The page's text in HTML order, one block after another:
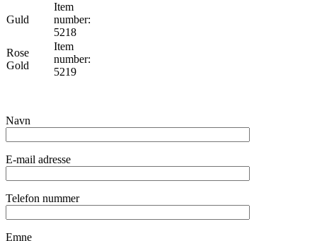
Guld
Item
number:
5218
Rose
Gold
Item
number:
5219
Navn
E-mail adresse
Telefon nummer
Emne